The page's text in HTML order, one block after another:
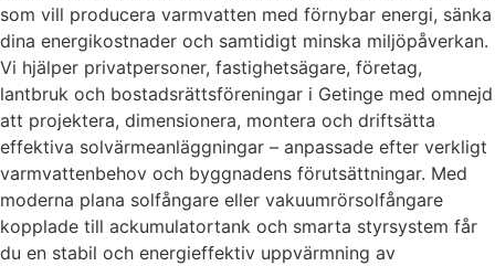
som vill producera varmvatten med förnybar energi, sänka
dina energikostnader och samtidigt minska miljöpåverkan.
Vi hjälper privatpersoner, fastighetsägare, företag,
lantbruk och bostadsrättsföreningar i Getinge med omnejd
att projektera, dimensionera, montera och driftsätta
effektiva solvärmeanläggningar – anpassade efter verkligt
varmvattenbehov och byggnadens förutsättningar. Med
moderna plana solfångare eller vakuumrörsolfångare
kopplade till ackumulatortank och smarta styrsystem får
du en stabil och energieffektiv uppvärmning av